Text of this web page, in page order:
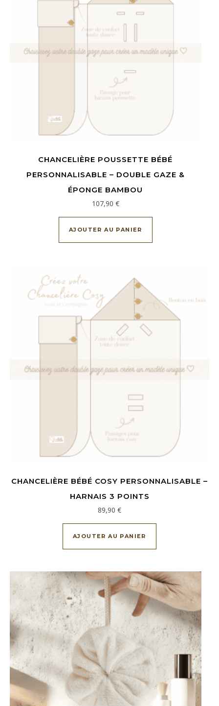
CHANCELIÈRE POUSSETTE BÉBÉ
PERSONNALISABLE – DOUBLE GAZE &
ÉPONGE BAMBOU
107,90 €
AJOUTER AU PANIER
CHANCELIÈRE BÉBÉ COSY PERSONNALISABLE –
HARNAIS 3 POINTS
89,90 €
AJOUTER AU PANIER